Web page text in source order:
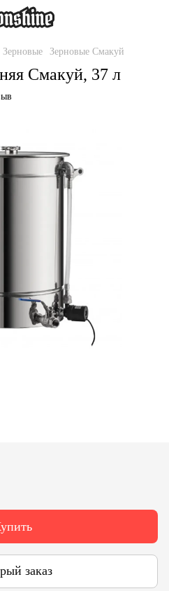
Зерновые Зерновые Смакуй
Смакуй, 37 л
заказ